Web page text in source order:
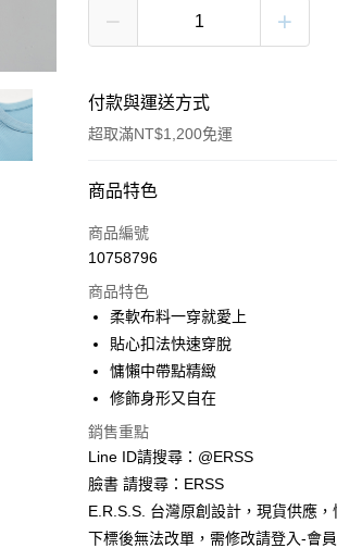
付款與運送方式
超取滿NT$1,200免運
付款方式
信用卡一次付款
LINE Pay
Apple Pay
街口支付
悠遊付
相關說明
【關於「AFTEE先享後付」】
AFTEE先享後付是「在收到商品之後才
ATM付款
商品特色
商品編號
10758796
商品特色
柔軟布料一穿就愛上
貼心扣法快速穿脫
慵懶中帶點精緻
修飾身形又自在
銷售重點
Line ID請搜尋：@ERSS
臉書 請搜尋：ERSS
E.R.S.S. 台灣原創設計，現貨供應，
下標後無法改單，需修改請登入-會